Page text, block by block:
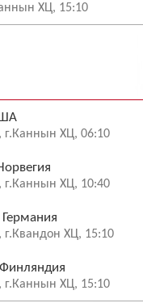
ХЦ, 15:10
г.Каннын ХЦ, 06:10
г.Каннын ХЦ, 10:40
Германия
г.Квандон ХЦ, 15:10
Финляндия
г.Каннын ХЦ, 15:10